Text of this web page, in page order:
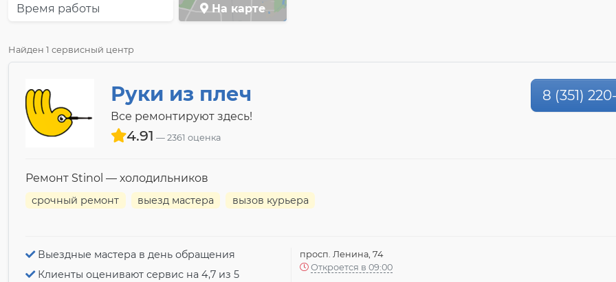
Время работы На карте
Найден 1 сервисный центр
Руки из плеч
Все ремонтируют здесь!
4.91 2361 оценка
8 (351)
Ремонт Stinol — холодильников
срочный ремонт выезд мастера вызов курьера
Выездные мастера в день обращения
Клиенты оценивают сервис на 4,7 из 5
просп. Ленина, 74
Откроется в 09:00